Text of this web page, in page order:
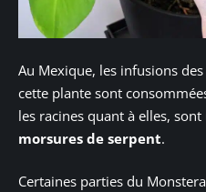
Au Mexique, les infusions
cette plante sont
les racines quant à elles,
morsures de serpent.
Certaines parties du